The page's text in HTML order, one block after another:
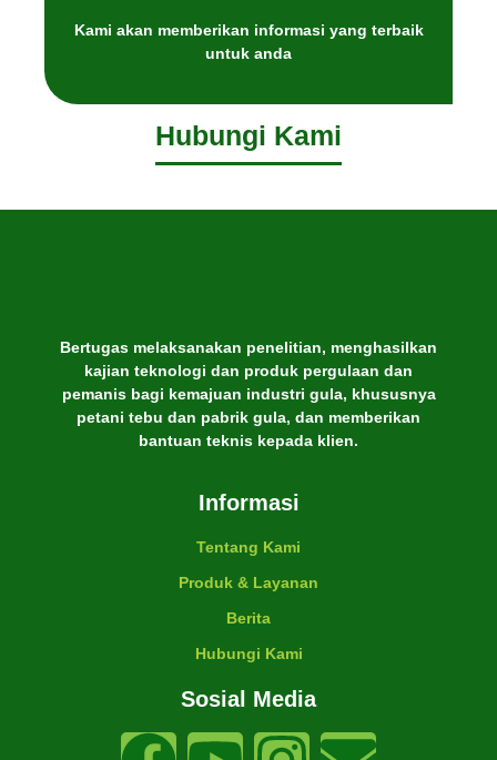
Kami akan memberikan informasi yang terbaik
untuk anda
Hubungi Kami
Bertugas melaksanakan penelitian, menghasilkan
kajian teknologi dan produk pergulaan dan
pemanis bagi kemajuan industri gula, khususnya
petani tebu dan pabrik gula, dan memberikan
bantuan teknis kepada klien.
Informasi
Tentang Kami
Produk & Layanan
Berita
Hubungi Kami
Sosial Media